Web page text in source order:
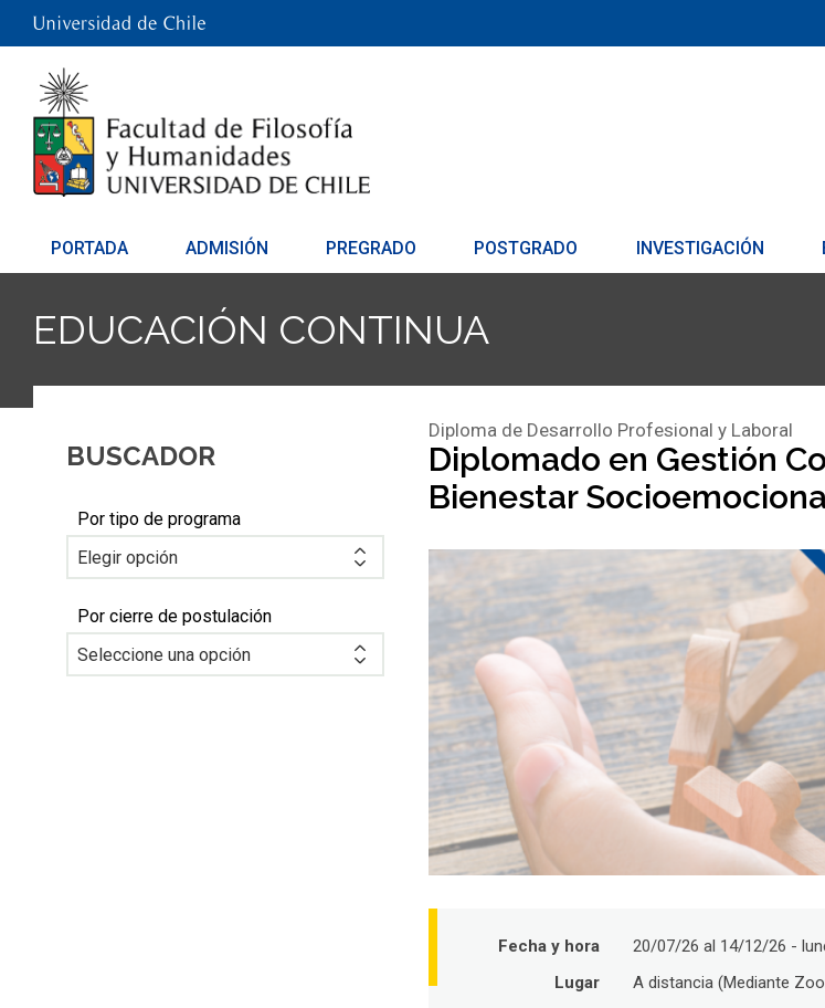
PORTADA ADMISIÓN PREGRADO POSTGRADO INVESTIGACIÓN
EDUCACIÓN CONTINUA
BUSCADOR
Por tipo de programa
Por cierre de postulación
Diploma de Desarrollo Profesional y Laboral
Diplomado en Gestión
Bienestar
Fecha y hora
20/07/26 al 14/12/26 -
Lugar
A distancia (Mediante